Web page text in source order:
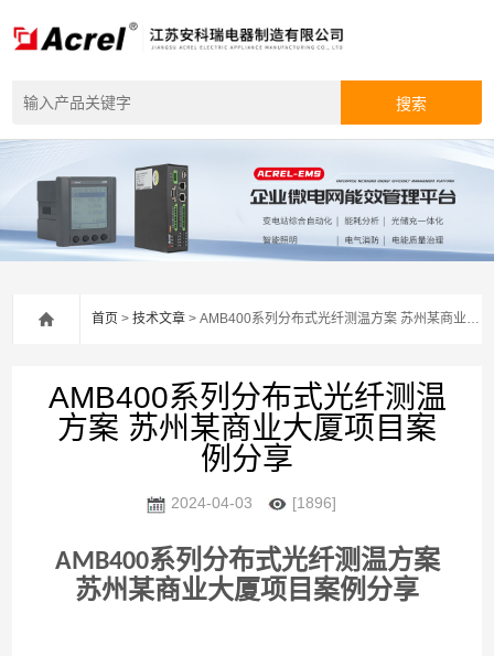
首页 >技术文章 > AMB400系列分布式光纤测温方案 苏州某商业大厦项目案例分享
AMB400系列分布式光纤测温
方案 苏州某商业大厦项目案
例分享
2024-04-03 [1896]
AMB400系列分布式光纤测温方案
苏州某商业大厦项目案例分享